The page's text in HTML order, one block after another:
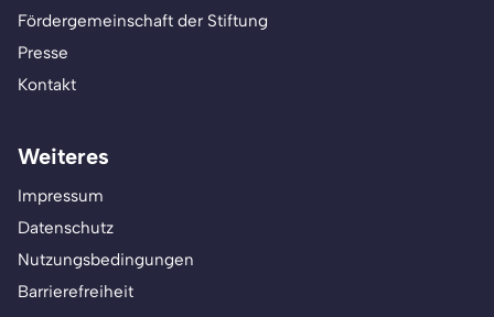
Fördergemeinschaft der Stiftung
Presse
Kontakt
Weiteres
Impressum
Datenschutz
Nutzungsbedingungen
Barrierefreiheit